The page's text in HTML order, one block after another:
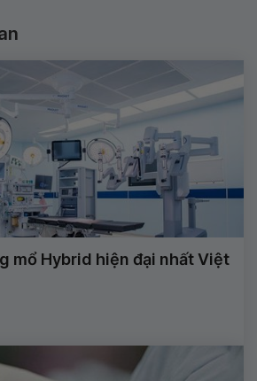
mổ Hybrid hiện đại nhất Việt